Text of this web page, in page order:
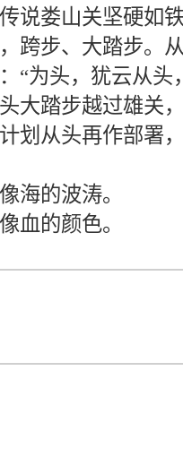
说娄山关坚硬如
跨步、大踏步。
“为头，犹云从头
大踏步越过雄关
划从头再作部署
海的波涛。
血的颜色。